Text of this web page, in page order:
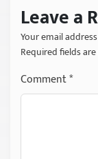
Leave a
Your email
Required fields
Comment*